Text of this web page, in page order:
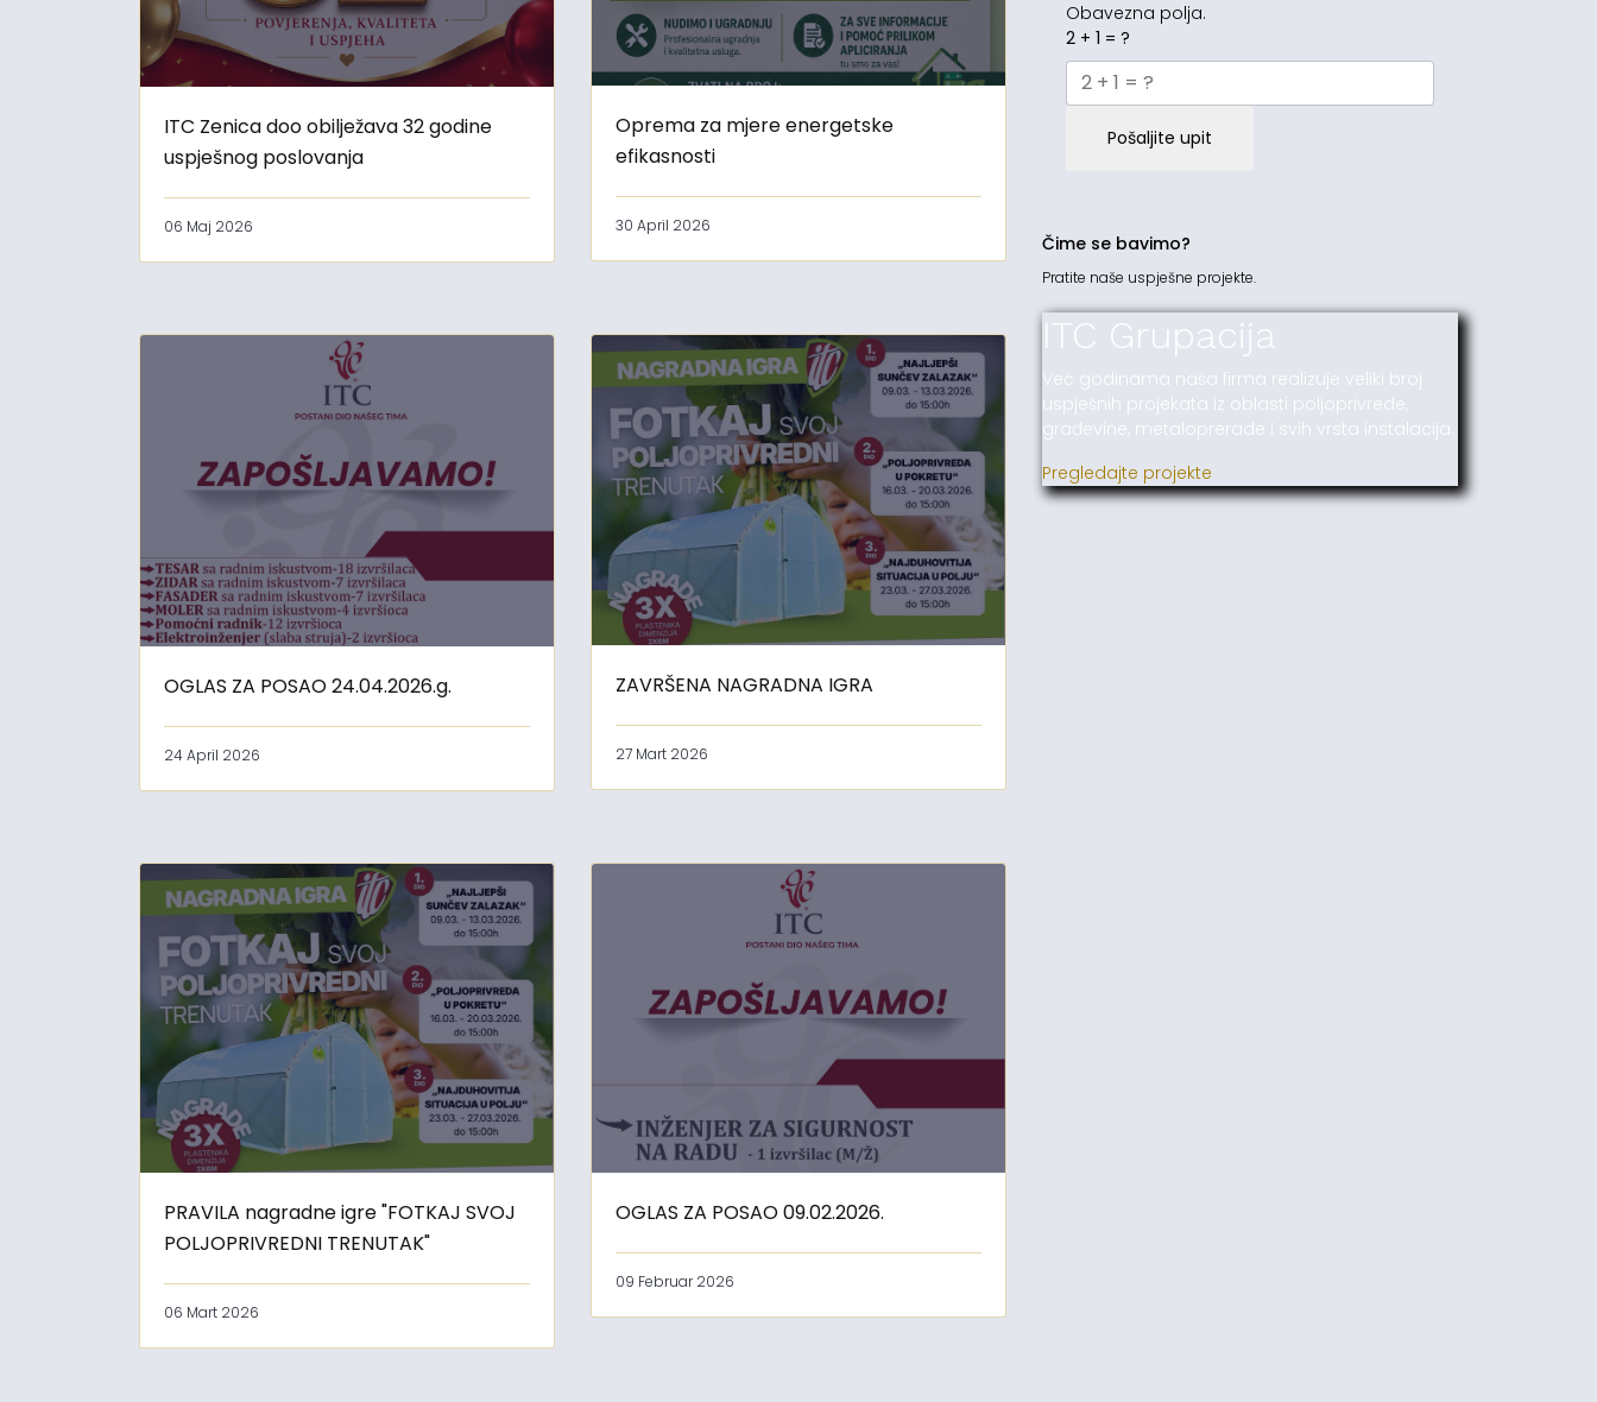
ITC Zenica doo obilježava 32 godine
uspješnog poslovanja
06 Maj 2026
Oprema za mjere energetske
efikasnosti
30 April 2026
OGLAS ZA POSAO 24.04.2026.g.
24 April 2026
ZAVRŠENA NAGRADNA IGRA
27 Mart 2026
PRAVILA nagradne igre "FOTKAJ SVOJ
POLJOPRIVREDNI TRENUTAK"
06 Mart 2026
OGLAS ZA POSAO 09.02.2026.
09 Februar 2026
Obavezna polja.
2 + 1 = ?
Pošaljite upit
Čime se bavimo?
Pratite naše uspješne projekte.
ITC Grupacija
Već godinama naša firma realizuje veliki broj
uspješnih projekata iz oblasti poljoprivrede,
građevine, metaloprerade i svih vrsta instalacija.
Pregledajte projekte